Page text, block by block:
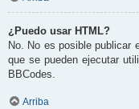
¿Puedo usar HTML?
No. No es posible publicar
que se pueden ejecutar
BBCodes.
Arriba